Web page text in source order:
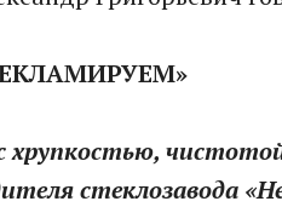
хрупкостью,
стеклозавода